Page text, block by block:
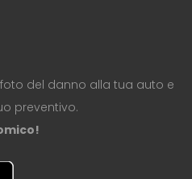
del danno alla tua auto e
preventivo.